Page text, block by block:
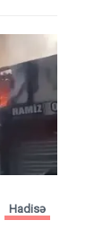
Hadisə